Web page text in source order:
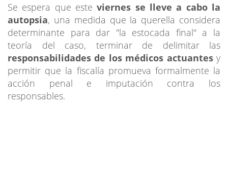
Se espera que esteviernes se lleve a cabo la
autopsia, una medida que la querella considera
determinante para dar "la estocada final" a la
teoría del caso, terminar de delimitar las
responsabilidades de los médicos actuantesy
permitir que la fiscalía promueva formalmente la
acción penal e imputación contra los
responsables.